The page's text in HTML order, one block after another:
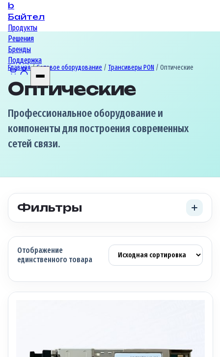
b
Байтел
Продукты
Решения
Бренды
Поддержка
Главная/Сетевое оборудование / Трансиверы PON / Оптические
Оптические
Профессиональное оборудование и
компоненты для построения современных
сетей связи.
Фильтры
Отображение
единственного товара